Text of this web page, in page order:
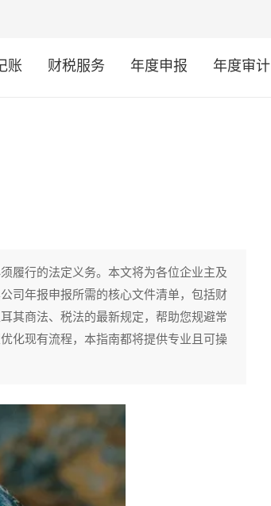
账 财税服务 年度申报 年度审计
履行的法定义务。本文将为各位企业主及
司年报申报所需的核心文件清单，包括财
其商法、税法的最新规定，帮助您规避常
化现有流程，本指南都将提供专业且可操